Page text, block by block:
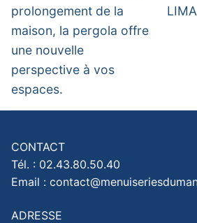
prolongement de la
maison, la pergola offre
une nouvelle
perspective à vos
espaces.
CONTACT
Tél. : 02.43.80.50.40
Email :
ADRESSE